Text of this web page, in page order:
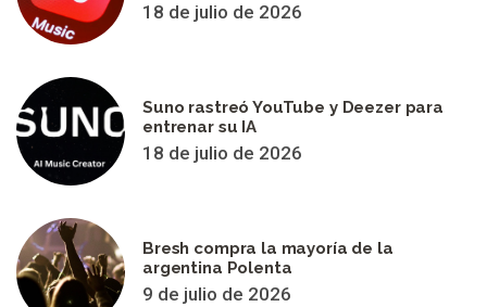
18 de julio de 2026
Suno rastreó YouTube y Deezer para
entrenar su IA
18 de julio de 2026
Bresh compra la mayoría de la
argentina Polenta
9 de julio de 2026